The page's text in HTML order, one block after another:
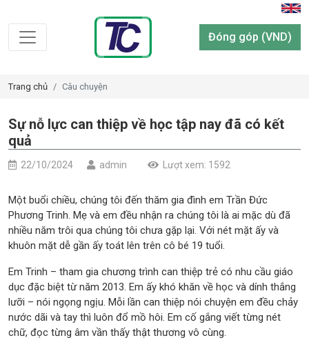
Đóng góp (VND)
Trang chủ Câu chuyện
Sự nỗ lực can thiệp về học tập nay đã có kết
quả
22/10/2024 admin Lượt xem: 1592
Một buổi chiều, chúng tôi đến thăm gia đình em Trần Đức
Phương Trinh. Mẹ và em đều nhận ra chúng tôi là ai mặc dù đã
nhiều năm trôi qua chúng tôi chưa gặp lại. Với nét mặt ấy và
khuôn mặt dễ gần ấy toát lên trên cô bé 19 tuổi.
Em Trinh – tham gia chương trình can thiệp trẻ có nhu cầu giáo
dục đặc biệt từ năm 2013. Em ấy khó khăn về học và dính thắng
lưỡi – nói ngọng ngịu. Mỗi lần can thiệp nói chuyện em đều chảy
nước dãi và tay thì luôn đổ mồ hôi. Em cố gắng viết từng nét
chữ, đọc từng âm vần thấy thật thương vô cùng.